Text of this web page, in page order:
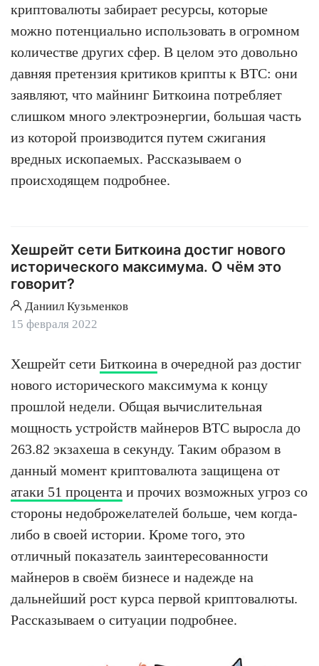
криптовалюты забирает ресурсы, которые
можно потенциально использовать в огромном
количестве других сфер. В целом это довольно
давняя претензия критиков крипты к BTC: они
заявляют, что майнинг Биткоина потребляет
слишком много электроэнергии, большая часть
из которой производится путем сжигания
вредных ископаемых. Рассказываем о
происходящем подробнее.
Хешрейт сети Биткоина достиг нового
исторического максимума. О чём это
говорит?
Даниил Кузьменков
15 февраля 2022
Хешрейт сети Биткоина в очередной раз достиг
нового исторического максимума к концу
прошлой недели. Общая вычислительная
мощность устройств майнеров BTC выросла до
263.82 экзахеша в секунду. Таким образом в
данный момент криптовалюта защищена от
атаки 51 процента и прочих возможных угроз со
стороны недоброжелателей больше, чем когда-
либо в своей истории. Кроме того, это
отличный показатель заинтересованности
майнеров в своём бизнесе и надежде на
дальнейший рост курса первой криптовалюты.
Рассказываем о ситуации подробнее.